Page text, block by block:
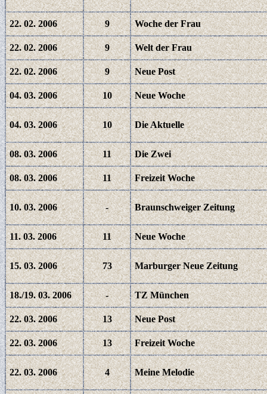
22. 02. 2006 9 Woche der Frau
22. 02. 2006 9 Welt der Frau
22. 02. 2006 9 Neue Post
04. 03. 2006 10 Neue Woche
04. 03. 2006 10 Die Aktuelle
08. 03. 2006 11 Die Zwei
08. 03. 2006 11 Freizeit Woche
10. 03. 2006 - Braunschweiger Zeitung
11. 03. 2006 11 Neue Woche
15. 03. 2006 73 Marburger Neue Zeitung
18./19. 03. 2006 - TZ München
22. 03. 2006 13 Neue Post
22. 03. 2006 13 Freizeit Woche
22. 03. 2006 4 Meine Melodie